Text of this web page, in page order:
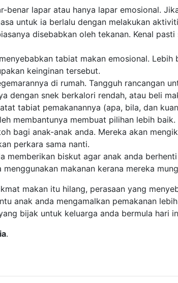
benar lapar atau hanya lapar emosional.
untuk ia berlalu dengan melakukan
disebabkan oleh tekanan. Kenal
tabiat makan emosional.
keinginan tersebut.
di rumah. Tangguh rancangan
dengan snek berkalori rendah, atau beli
tabiat pemakanannya (apa, bila, dan
membantunya membuat pilihan lebih baik.
bagi anak-anak anda. Mereka akan
perkara sama nanti.
memberikan biskut agar anak anda
makanan kerana mereka
makan itu hilang, perasaan yang
anak anda mengamalkan pemakanan
bijak untuk keluarga anda bermula hari
.